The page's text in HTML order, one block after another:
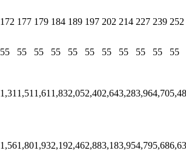
172 177 179 184 189 197 202 214 227 239 252
55 55 55 55 55 55 55 55 55 55 55
1,31 1,51 1,61 1,832,052,402,643,283,964,705,48
1,561,801,932,192,462,883,183,954,795,686,63